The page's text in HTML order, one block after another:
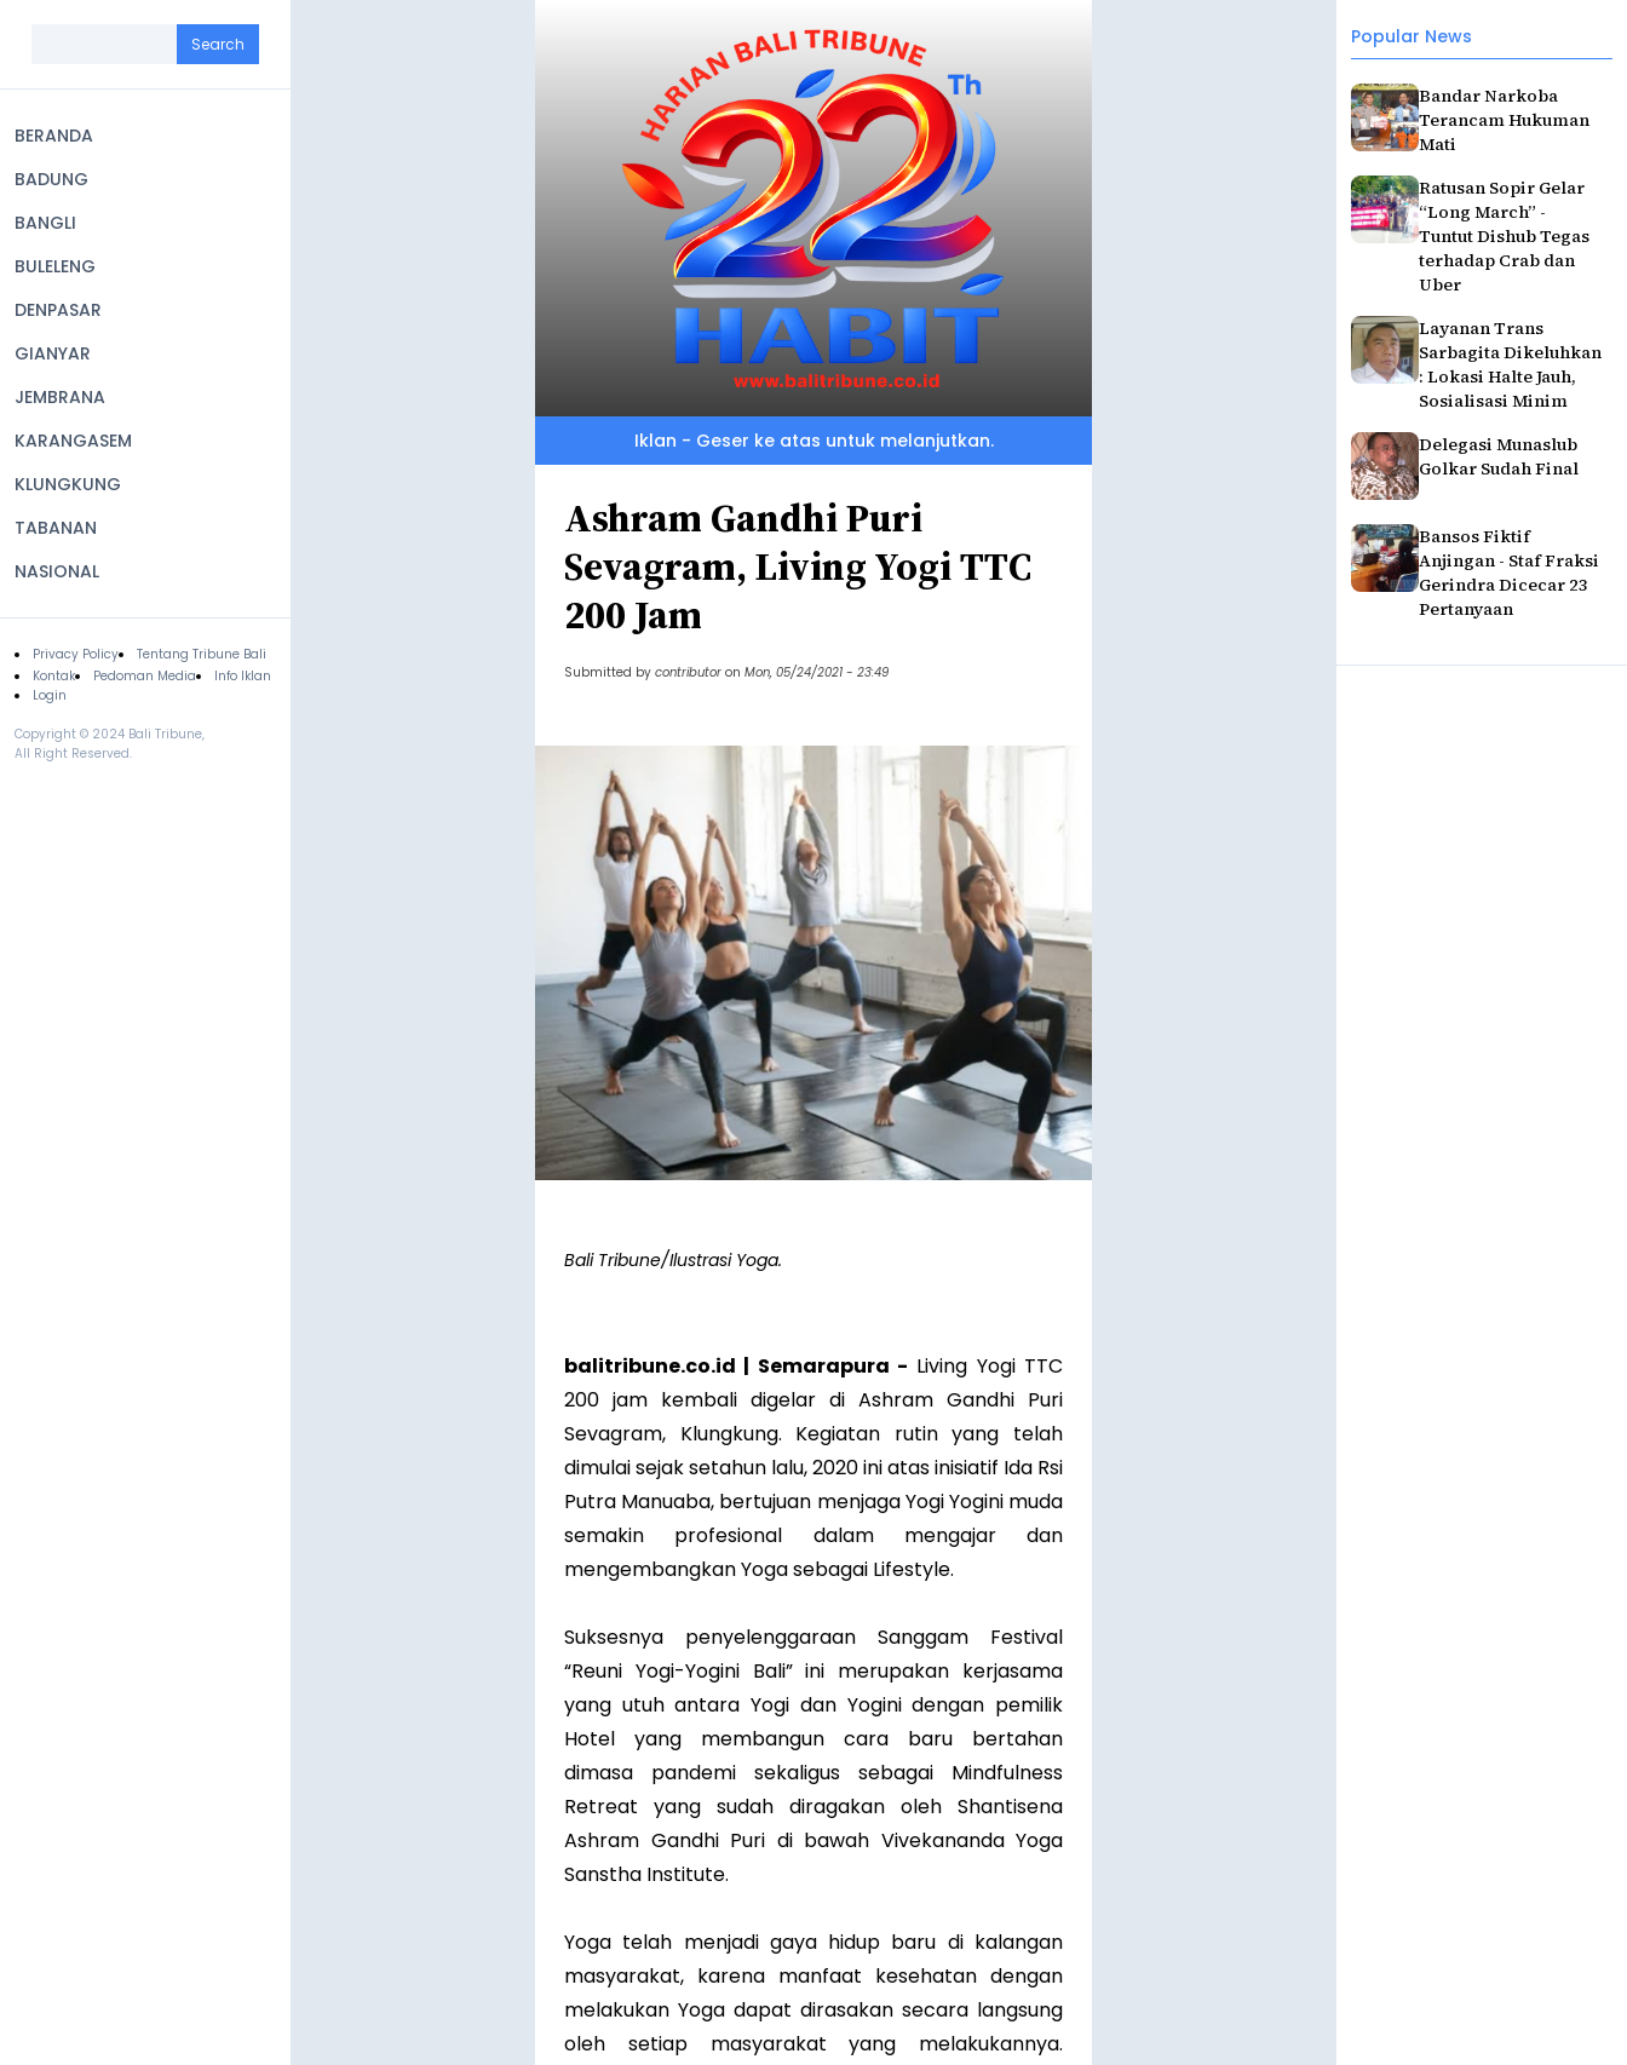
navigation
BERANDA
BADUNG
BANGLI
BULELENG
DENPASAR
GIANYAR
JEMBRANA
KARANGASEM
KLUNGKUNG
TABANAN
NASIONAL
Footer
Privacy Policy
Tentang Tribune Bali
Kontak
Pedoman Media
Info Iklan
Login
Copyright © 2024 Bali Tribune,
All Right Reserved.
Popular News
Bandar Narkoba
Terancam Hukuman
Mati
Ratusan Sopir Gelar
“Long March” -
Tuntut Dishub Tegas
terhadap Crab dan
Uber
Layanan Trans
Sarbagita Dikeluhkan
: Lokasi Halte Jauh,
Sosialisasi Minim
Delegasi Munaslub
Golkar Sudah Final
Bansos Fiktif
Anjingan - Staf Fraksi
Gerindra Dicecar 23
Pertanyaan
Iklan - Geser ke atas untuk melanjutkan.
Ashram Gandhi Puri
Sevagram, Living Yogi TTC
200 Jam
Submitted by contributor on Mon, 05/24/2021 - 23:49
Bali Tribune/Ilustrasi Yoga.
balitribune.co.id | Semarapura - Living Yogi TTC
200 jam kembali digelar di Ashram Gandhi Puri
Sevagram, Klungkung. Kegiatan rutin yang telah
dimulai sejak setahun lalu, 2020 ini atas inisiatif Ida Rsi
Putra Manuaba, bertujuan menjaga Yogi Yogini muda
semakin profesional dalam mengajar dan
mengembangkan Yoga sebagai Lifestyle.
Suksesnya penyelenggaraan Sanggam Festival
“Reuni Yogi-Yogini Bali” ini merupakan kerjasama
yang utuh antara Yogi dan Yogini dengan pemilik
Hotel yang membangun cara baru bertahan
dimasa pandemi sekaligus sebagai Mindfulness
Retreat yang sudah diragakan oleh Shantisena
Ashram Gandhi Puri di bawah Vivekananda Yoga
Sanstha Institute.
Yoga telah menjadi gaya hidup baru di kalangan
masyarakat, karena manfaat kesehatan dengan
melakukan Yoga dapat dirasakan secara langsung
oleh setiap masyarakat yang melakukannya.